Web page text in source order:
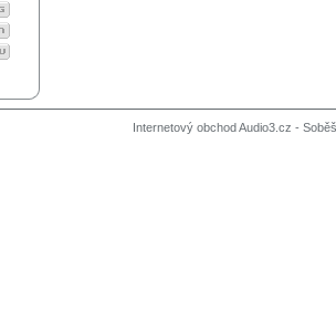
Internetový obchod Audio3.cz -